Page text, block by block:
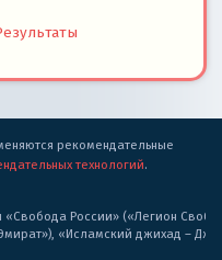
рекомендательные
технологий.
России» («Легион
«Исламский джихад –